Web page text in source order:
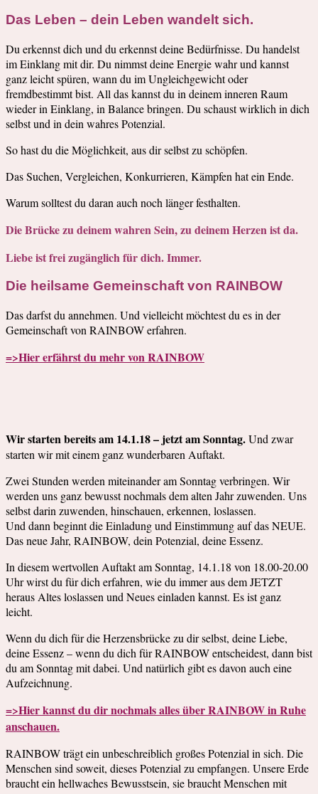
Das Leben – dein Leben wandelt sich.
Du erkennst dich und du erkennst deine Bedürfnisse. Du handelst
im Einklang mit dir. Du nimmst deine Energie wahr und kannst
ganz leicht spüren, wann du im Ungleichgewicht oder
fremdbestimmt bist. All das kannst du in deinem inneren Raum
wieder in Einklang, in Balance bringen. Du schaust wirklich in dich
selbst und in dein wahres Potenzial.
So hast du die Möglichkeit, aus dir selbst zu schöpfen.
Das Suchen, Vergleichen, Konkurrieren, Kämpfen hat ein Ende.
Warum solltest du daran auch noch länger festhalten.
Die Brücke zu deinem wahren Sein, zu deinem Herzen ist da.
Liebe ist frei zugänglich für dich. Immer.
Die heilsame Gemeinschaft von RAINBOW
Das darfst du annehmen. Und vielleicht möchtest du es in der
Gemeinschaft von RAINBOW erfahren.
=>Hier erfährst du mehr von RAINBOW
Wir starten bereits am 14.1.18 – jetzt am Sonntag.Und zwar
starten wir mit einem ganz wunderbaren Auftakt.
Zwei Stunden werden miteinander am Sonntag verbringen. Wir
werden uns ganz bewusst nochmals dem alten Jahr zuwenden. Uns
selbst darin zuwenden, hinschauen, erkennen, loslassen.
Und dann beginnt die Einladung und Einstimmung auf das NEUE.
Das neue Jahr, RAINBOW, dein Potenzial, deine Essenz.
In diesem wertvollen Auftakt am Sonntag, 14.1.18 von 18.00-20.00
Uhr wirst du für dich erfahren, wie du immer aus dem JETZT
heraus Altes loslassen und Neues einladen kannst. Es ist ganz
leicht.
Wenn du dich für die Herzensbrücke zu dir selbst, deine Liebe,
deine Essenz – wenn du dich für RAINBOW entscheidest, dann bist
du am Sonntag mit dabei. Und natürlich gibt es davon auch eine
Aufzeichnung.
=>Hier kannst du dir nochmals alles über RAINBOW in Ruhe
anschauen.
RAINBOW trägt ein unbeschreiblich großes Potenzial in sich. Die
Menschen sind soweit, dieses Potenzial zu empfangen. Unsere Erde
braucht ein hellwaches Bewusstsein, sie braucht Menschen mit